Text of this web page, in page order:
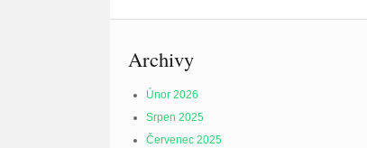
Archivy
Únor 2026
Srpen 2025
Červenec 2025